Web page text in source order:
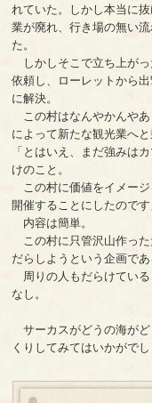
れていた。しかし本当に
業が廃れ、行き場の無い
た。
しかしそこで立ち上がっ
依頼し、ローレットから
に解決。
この村はなんやかんや
によって新たな観光業へと
「とはいえ、まだ強みは
けのこと。
この村に価値をイメージ
開催することにしたのです
内容は簡単。
この村に只管沢山作った
だらしようという企画であ
周りの人もだらけている
なし。
サーカスがどうの海がど
くりしてみてはいかがでし